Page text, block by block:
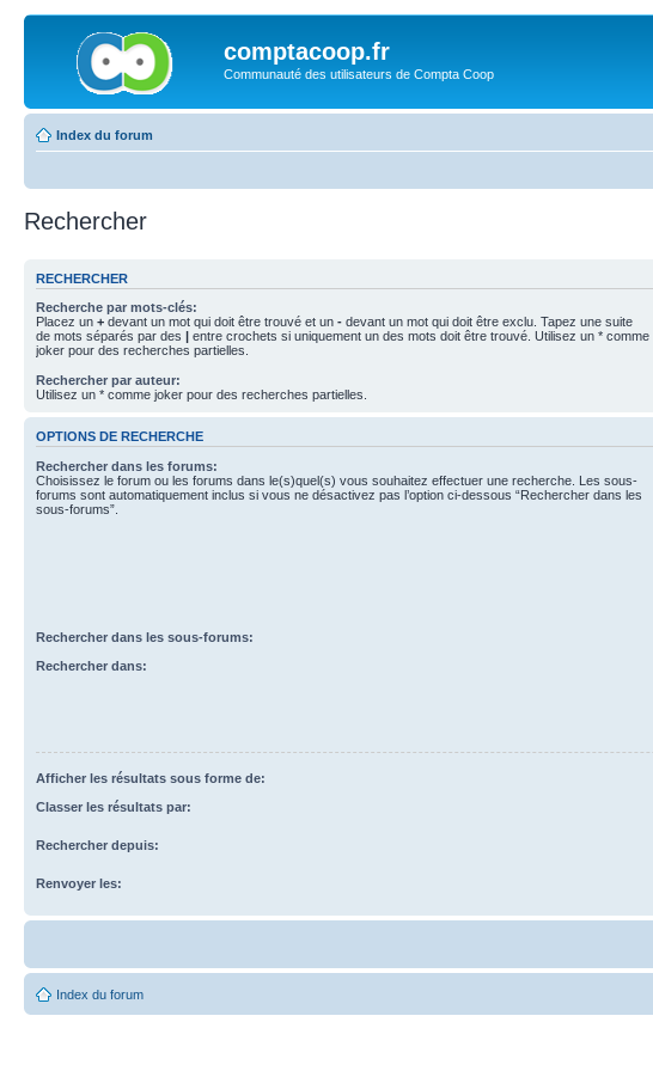
comptacoop.fr
Communauté des utilisateurs de Compta Coop
Index du forum
Rechercher
RECHERCHER
Recherche par mots-clés:
Placez un + devant un mot qui doit être trouvé et un - devant un mot qui doit être exclu. Tapez une suite
de mots séparés par des | entre crochets si uniquement un des mots doit être trouvé. Utilisez un * comme
joker pour des recherches partielles.
Rechercher par auteur:
Utilisez un * comme joker pour des recherches partielles.
OPTIONS DE RECHERCHE
Rechercher dans les forums:
Choisissez le forum ou les forums dans le(s)quel(s) vous souhaitez effectuer une recherche. Les sous-
forums sont automatiquement inclus si vous ne désactivez pas l’option ci-dessous “Rechercher dans les
sous-forums”.
Rechercher dans les sous-forums:
Rechercher dans:
Afficher les résultats sous forme de:
Classer les résultats par:
Rechercher depuis:
Renvoyer les:
Index du forum